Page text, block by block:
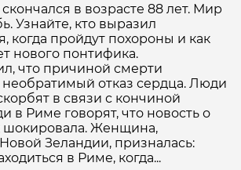
в возрасте 88 лет. Мир
Узнайте, кто выразил
когда пройдут похороны и как
нового понтифика.
что причиной смерти
необратимый отказ сердца. Люди
в связи с кончиной
в Риме говорят, что новость о
шокировала. Женщина,
Зеландии, призналась:
в Риме, когда...